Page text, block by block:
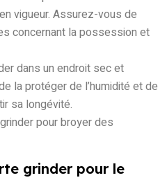
vigueur. Assurez-vous de
concernant la possession et
dans un endroit sec et
la protéger de l’humidité et de
sa longévité.
pour broyer des
grinder pour le